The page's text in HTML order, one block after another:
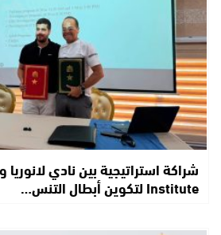
Institute لتكوين أبطال التنس…